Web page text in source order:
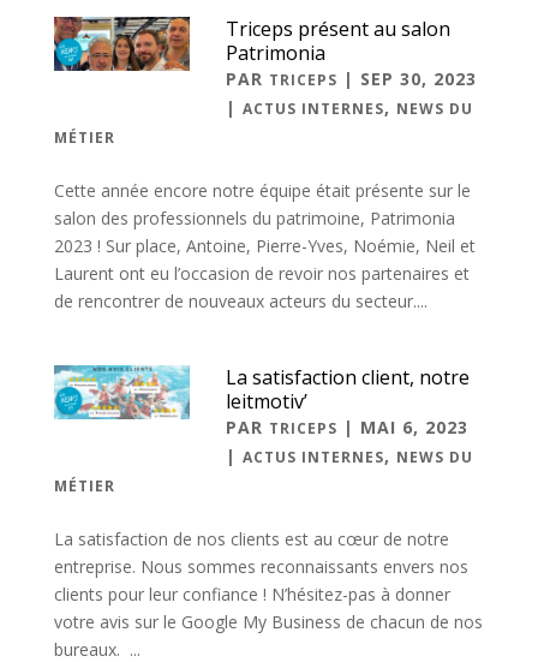
Triceps présent au salon
Patrimonia
PAR TRICEPS | SEP 30, 2023
|ACTUS INTERNES, NEWS DU
MÉTIER
Cette année encore notre équipe était présente sur le
salon des professionnels du patrimoine, Patrimonia
2023 ! Sur place, Antoine, Pierre-Yves, Noémie, Neil et
Laurent ont eu l’occasion de revoir nos partenaires et
de rencontrer de nouveaux acteurs du secteur....
La satisfaction client, notre
leitmotiv’
PAR TRICEPS | MAI 6, 2023
|ACTUS INTERNES, NEWS DU
MÉTIER
La satisfaction de nos clients est au cœur de notre
entreprise. Nous sommes reconnaissants envers nos
clients pour leur confiance ! N’hésitez-pas à donner
votre avis sur le Google My Business de chacun de nos
bureaux. ...